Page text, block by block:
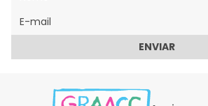
ENVIAR